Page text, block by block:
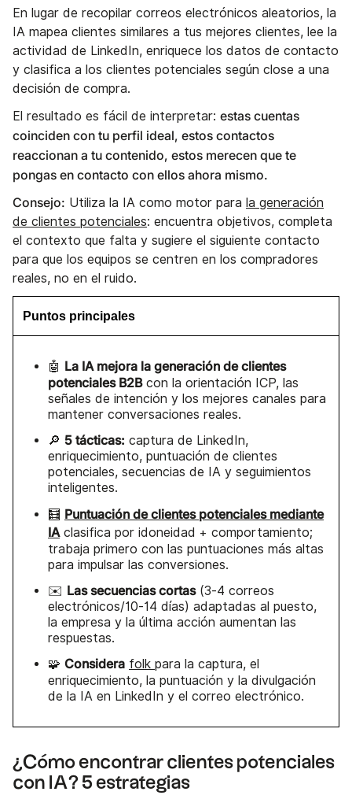
En lugar de recopilar correos electrónicos aleatorios, la
IA mapea clientes similares a tus mejores clientes, lee la
actividad de LinkedIn, enriquece los datos de contacto
y clasifica a los clientes potenciales según close a una
decisión de compra.
El resultado es fácil de interpretar: estas cuentas
coinciden con tu perfil ideal, estos contactos
reaccionan a tu contenido, estos merecen que te
pongas en contacto con ellos ahora mismo.
Consejo: Utiliza la IA como motor para la generación
de clientes potenciales: encuentra objetivos, completa
el contexto que falta y sugiere el siguiente contacto
para que los equipos se centren en los compradores
reales, no en el ruido.
Puntos principales
🤖 La IA mejora la generación de clientes
potenciales B2Bcon la orientación ICP, las
señales de intención y los mejores canales para
mantener conversaciones reales.
🔎 5 tácticas: captura de LinkedIn,
enriquecimiento, puntuación de clientes
potenciales, secuencias de IA y seguimientos
inteligentes.
🧮 Puntuación de clientes potenciales mediante
IAclasifica por idoneidad + comportamiento;
trabaja primero con las puntuaciones más altas
para impulsar las conversiones.
✉️ Las secuencias cortas(3-4 correos
electrónicos/10-14 días) adaptadas al puesto,
la empresa y la última acción aumentan las
respuestas.
🧩 Considera folk para la captura, el
enriquecimiento, la puntuación y la divulgación
de la IA en LinkedIn y el correo electrónico.
¿Cómo encontrar clientes potenciales
con IA? 5 estrategias